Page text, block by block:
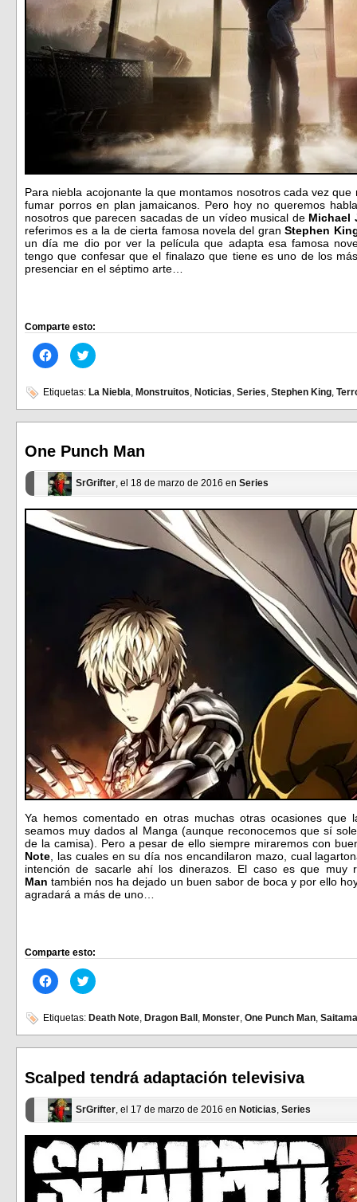
Para niebla acojonante la que montamos nosotros cada vez
fumar porros en plan jamaicanos. Pero hoy no queremos
nosotros que parecen sacadas de un vídeo musical de Michael
referimos es a la de cierta famosa novela del granStephen
un día me dio por ver la película que adapta esa famosa
tengo que confesar que el finalazo que tiene es uno de los
presenciar en el séptimo arte…
Comparte esto:
Haz
clic
en
Facebook
(Se
abre
ventana
nueva)
Haz
clic
en
(Se
abre
ventana
nueva)
Etiquetas: La Niebla, Monstruitos, Noticias, Series, Stephen King,
One Punch Man
SrGrifter, el 18 de marzo de 2016 en Series
Ya hemos comentado en otras muchas otras ocasiones
seamos muy dados al Manga (aunque reconocemos que sí
de la camisa). Pero a pesar de ello siempre miraremos con
Note, las cuales en su día nos encandilaron mazo, cual
intención de sacarle ahí los dinerazos. El caso es que muy
Man también nos ha dejado un buen sabor de boca y por ello
agradará a más de uno…
Comparte esto:
Haz
clic
en
Facebook
(Se
abre
ventana
nueva)
Haz
clic
en
(Se
abre
ventana
nueva)
Etiquetas: Death Note, Dragon Ball , Monster, One Punch Man, Saitama
Scalped tendrá adaptación televisiva
SrGrifter, el 17 de marzo de 2016 en Noticias, Series